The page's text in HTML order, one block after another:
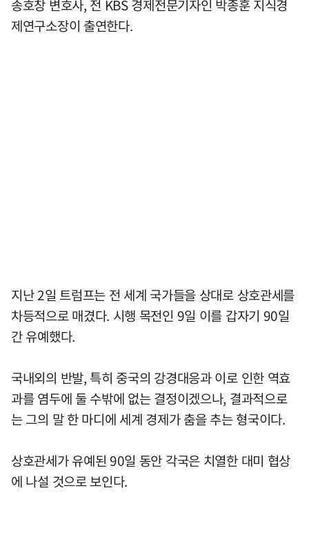
송호창 변호사, 전 KBS 경제전문기자인 박종훈 지식경
제연구소장이 출연한다.
지난 2일 트럼프는 전 세계 국가들을 상대로 상호관세를
차등적으로 매겼다. 시행 목전인 9일 이를 갑자기 90일
간 유예했다.
국내외의 반발, 특히 중국의 강경대응과 이로 인한 역효
과를 염두에 둘 수밖에 없는 결정이겠으나, 결과적으로
는 그의 말 한 마디에 세계 경제가 춤을 추는 형국이다.
상호관세가 유예된 90일 동안 각국은 치열한 대미 협상
에 나설 것으로 보인다.